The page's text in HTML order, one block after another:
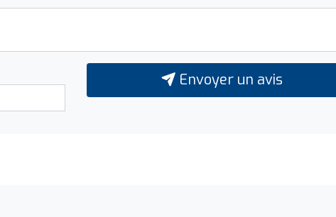
Envoyer un avis